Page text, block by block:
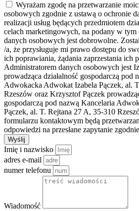
Wyrażam zgodę na przetwarzanie
osobowych zgodnie z ustawą o ochronie
realizacji usług będących przedmiotem
celach marketingowych, na podany w tym
danych osobowych jest dobrowolne.
/a, że przysługuje mi prawo dostępu do
ich poprawiania, żądania zaprzestania ich
Administratorem danych osobowych jest
prowadząca działalność gospodarczą pod
Adwokacka Adwokat Izabela Pączek, al.
Rzeszów oraz Krzysztof Pączek
gospodarczą pod nazwą Kancelaria
Pączek, al. T. Rejtana 27 A, 35-310
formularzu kontaktowym będą
odpowiedzi na przesłane zapytanie
Wyślij
Imię i nazwisko
adres e-mail
numer telefonu
Wiadomość